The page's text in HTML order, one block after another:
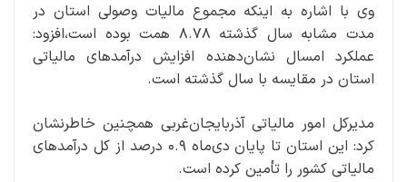
وی با اشاره به اینکه مجموع مالیات وصولی استان در
مدت مشابه سال گذشته ۸.۷۸ همت بوده است،افزود:
عملکرد امسال نشان‌دهنده افزایش درآمدهای مالیاتی
استان در مقایسه با سال گذشته است.
مدیرکل امور مالیاتی آذربایجان‌غربی همچنین خاطرنشان
کرد: این استان تا پایان دی‌ماه ۰.۹ درصد از کل درآمدهای
مالیاتی کشور را تأمین کرده است.